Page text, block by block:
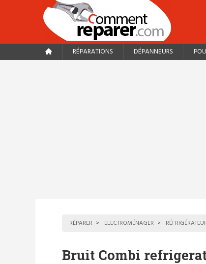
RÉPARATIONS DÉPANNEURS
RÉPARER ELECTROMÉNAGER
Bruit Combi